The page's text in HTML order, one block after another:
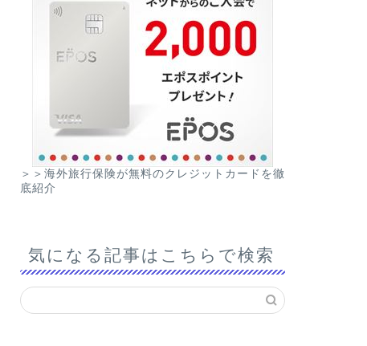
＞＞海外旅行保険が無料のクレジットカードを徹
底紹介
気になる記事はこちらで検索